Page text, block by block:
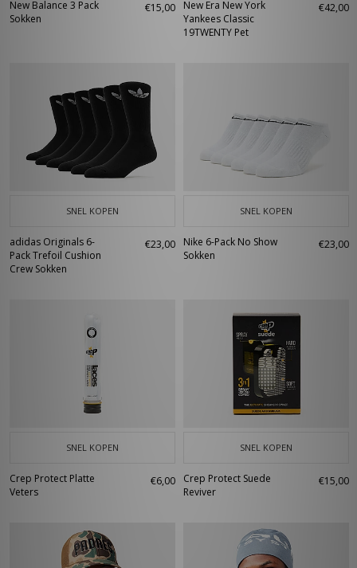
New Balance 3 Pack
Sokken
€15,00
New Era New York
Yankees Classic
19TWENTY Pet
€42,00
SNEL KOPEN
adidas Originals 6-
Pack Trefoil Cushion
Crew Sokken
€23,00
SNEL KOPEN
Nike 6-Pack No Show
Sokken
€23,00
SNEL KOPEN
Crep Protect Platte
Veters
€6,00
SNEL KOPEN
Crep Protect Suede
Reviver
€15,00